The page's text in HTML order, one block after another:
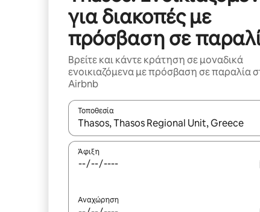
για διακοπές με
πρόσβαση σε
Βρείτε και κάντε κράτηση σε μοναδικά
ενοικιαζόμενα με πρόσβαση σε παραλία
Airbnb
Τοποθεσία
Όταν τα αποτελέσματα είναι διαθέσιμα,
Άφιξη
Αναχώρηση